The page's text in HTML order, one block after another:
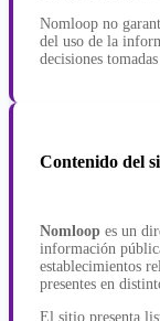
Nomloop no
del uso de la
decisiones
Contenido del
Nomloop es un
información
establecimientos
presentes en
El sitio presenta